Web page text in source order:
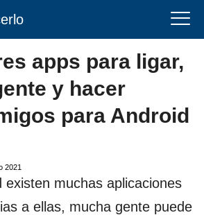
apps para ligar,
y hacer
para Android
2021
existen muchas aplicaciones
a ellas, mucha gente puede